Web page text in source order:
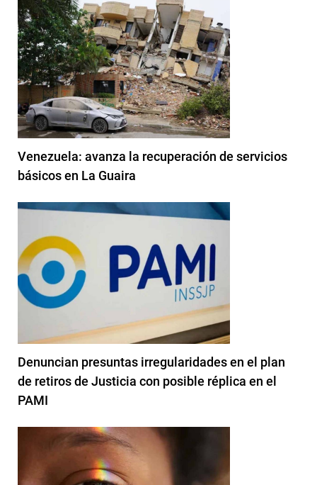
Venezuela: avanza la recuperación de servicios
básicos en La Guaira
Denuncian presuntas irregularidades en el plan
de retiros de Justicia con posible réplica en el
PAMI